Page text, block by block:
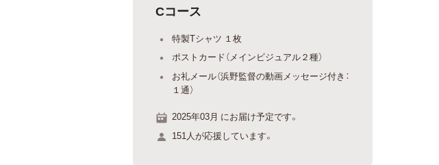
Cコース
特製Tシャツ １枚
ポストカード（メインビジュアル２種）
お礼メール（浜野監督の動画メッセージ付き：
１通）
2025年03月 にお届け予定です。
151人が応援しています。